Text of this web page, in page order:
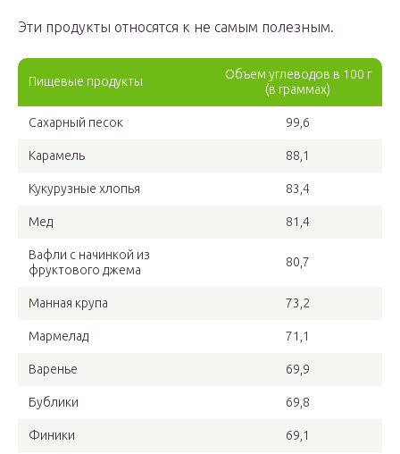
Эти продукты относятся к не самым полезным.
Пищевые продукты
Объем углеводов в 100 г
(в граммах)
Сахарный песок 99,6
Карамель 88,1
Кукурузные хлопья 83,4
Мед 81,4
Вафли с начинкой из
фруктового джема
80,7
Манная крупа 73,2
Мармелад 71,1
Варенье 69,9
Бублики 69,8
Финики 69,1